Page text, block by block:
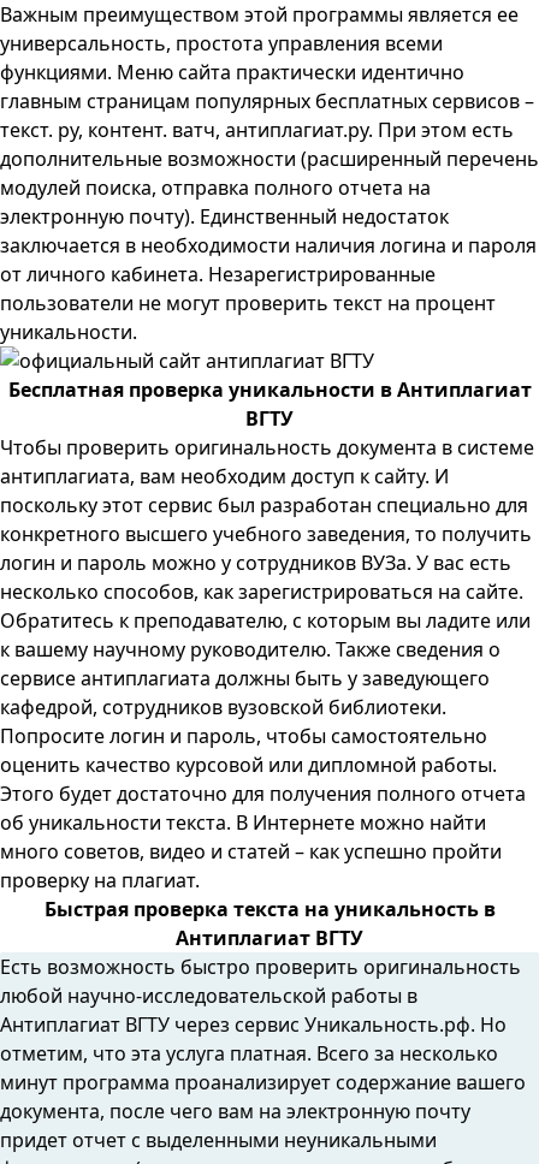
Важным преимуществом этой программы является ее
универсальность, простота управления всеми
функциями. Меню сайта практически идентично
главным страницам популярных бесплатных сервисов –
текст. ру, контент. ватч, антиплагиат.ру. При этом есть
дополнительные возможности (расширенный перечень
модулей поиска, отправка полного отчета на
электронную почту). Единственный недостаток
заключается в необходимости наличия логина и пароля
от личного кабинета. Незарегистрированные
пользователи не могут проверить текст на процент
уникальности.
Бесплатная проверка уникальности в Антиплагиат
ВГТУ
Чтобы проверить оригинальность документа в системе
антиплагиата, вам необходим доступ к сайту. И
поскольку этот сервис был разработан специально для
конкретного высшего учебного заведения, то получить
логин и пароль можно у сотрудников ВУЗа. У вас есть
несколько способов, как зарегистрироваться на сайте.
Обратитесь к преподавателю, с которым вы ладите или
к вашему научному руководителю. Также сведения о
сервисеантиплагиата должны быть у заведующего
кафедрой, сотрудников вузовской библиотеки.
Попросите логин и пароль, чтобы самостоятельно
оценить качество курсовой или дипломной работы.
Этого будет достаточно для получения полного отчета
об уникальности текста. В Интернете можно найти
много советов, видео и статей – как успешно пройти
проверку на плагиат.
Быстрая проверка текста на уникальность в
Антиплагиат ВГТУ
Есть возможность быстро проверить оригинальность
любой научно-исследовательской работы в
Антиплагиат ВГТУ через сервис Уникальность.рф. Но
отметим, что эта услуга платная. Всего за несколько
минут программа проанализирует содержание вашего
документа, после чего вам на электронную почту
придет отчет с выделенными неуникальными